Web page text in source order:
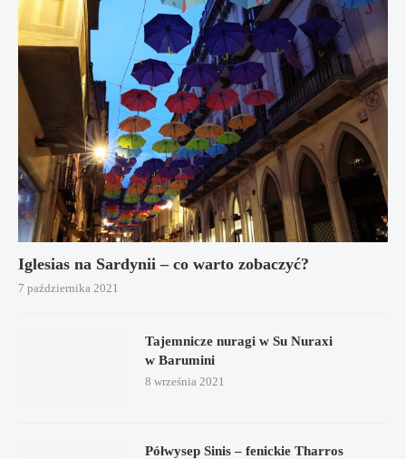
Iglesias na Sardynii – co warto zobaczyć?
7 października 2021
Tajemnicze nuragi w Su Nuraxi
w Barumini
8 września 2021
Półwysep Sinis – fenickie Tharros